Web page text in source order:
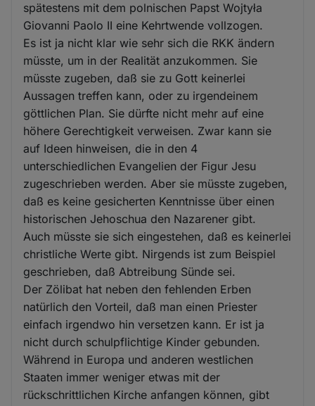
spätestens mit dem polnischen Papst Wojtyła
Giovanni Paolo II eine Kehrtwende vollzogen.
Es ist ja nicht klar wie sehr sich die RKK ändern
müsste, um in der Realität anzukommen. Sie
müsste zugeben, daß sie zu Gott keinerlei
Aussagen treffen kann, oder zu irgendeinem
göttlichen Plan. Sie dürfte nicht mehr auf eine
höhere Gerechtigkeit verweisen. Zwar kann sie
auf Ideen hinweisen, die in den 4
unterschiedlichen Evangelien der Figur Jesu
zugeschrieben werden. Aber sie müsste zugeben,
daß es keine gesicherten Kenntnisse über einen
historischen Jehoschua den Nazarener gibt.
Auch müsste sie sich eingestehen, daß es keinerlei
christliche Werte gibt. Nirgends ist zum Beispiel
geschrieben, daß Abtreibung Sünde sei.
Der Zölibat hat neben den fehlenden Erben
natürlich den Vorteil, daß man einen Priester
einfach irgendwo hin versetzen kann. Er ist ja
nicht durch schulpflichtige Kinder gebunden.
Während in Europa und anderen westlichen
Staaten immer weniger etwas mit der
rückschrittlichen Kirche anfangen können, gibt